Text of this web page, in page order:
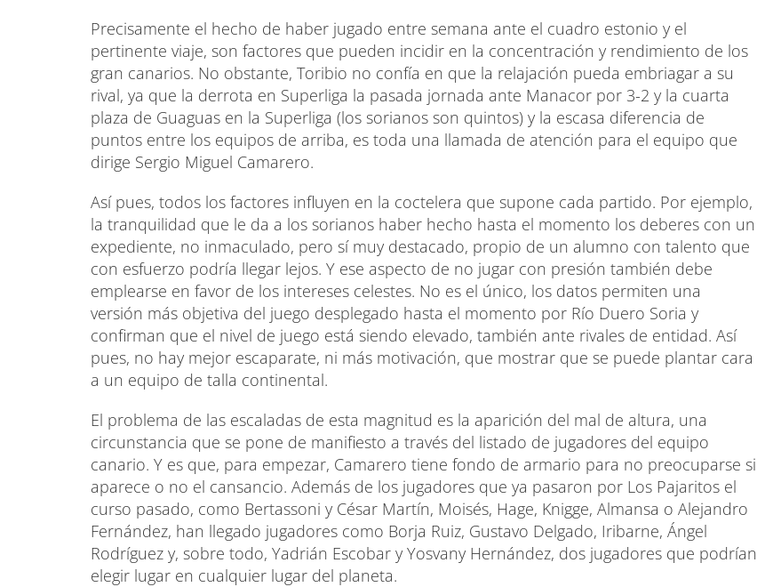
Precisamente el hecho de haber jugado entre semana ante el cuadro estonio y el
pertinente viaje, son factores que pueden incidir en la concentración y rendimiento de los
gran canarios. No obstante, Toribio no confía en que la relajación pueda embriagar a su
rival, ya que la derrota en Superliga la pasada jornada ante Manacor por 3-2 y la cuarta
plaza de Guaguas en la Superliga (los sorianos son quintos) y la escasa diferencia de
puntos entre los equipos de arriba, es toda una llamada de atención para el equipo que
dirige Sergio Miguel Camarero.
Así pues, todos los factores influyen en la coctelera que supone cada partido. Por ejemplo,
la tranquilidad que le da a los sorianos haber hecho hasta el momento los deberes con un
expediente, no inmaculado, pero sí muy destacado, propio de un alumno con talento que
con esfuerzo podría llegar lejos. Y ese aspecto de no jugar con presión también debe
emplearse en favor de los intereses celestes. No es el único, los datos permiten una
versión más objetiva del juego desplegado hasta el momento por Río Duero Soria y
confirman que el nivel de juego está siendo elevado, también ante rivales de entidad. Así
pues, no hay mejor escaparate, ni más motivación, que mostrar que se puede plantar cara
a un equipo de talla continental.
El problema de las escaladas de esta magnitud es la aparición del mal de altura, una
circunstancia que se pone de manifiesto a través del listado de jugadores del equipo
canario. Y es que, para empezar, Camarero tiene fondo de armario para no preocuparse si
aparece o no el cansancio. Además de los jugadores que ya pasaron por Los Pajaritos el
curso pasado, como Bertassoni y César Martín, Moisés, Hage, Knigge, Almansa o Alejandro
Fernández, han llegado jugadores como Borja Ruiz, Gustavo Delgado, Iribarne, Ángel
Rodríguez y, sobre todo, Yadrián Escobar y Yosvany Hernández, dos jugadores que podrían
elegir lugar en cualquier lugar del planeta.